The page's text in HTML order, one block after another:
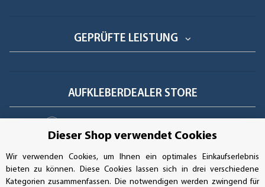
GEPRÜFTE LEISTUNG
AUFKLEBERDEALER STORE
Bestellungen/Support: +49 (0)39-201-28-98-10
Buchhaltung: +49 (0)39-201-28-98-17
Dieser Shop verwendet Cookies
Wir verwenden Cookies, um Ihnen ein optimales Einkaufserlebnis
bieten zu können. Diese Cookies lassen sich in drei verschiedene
Kategorien zusammenfassen. Die notwendigen werden zwingend für